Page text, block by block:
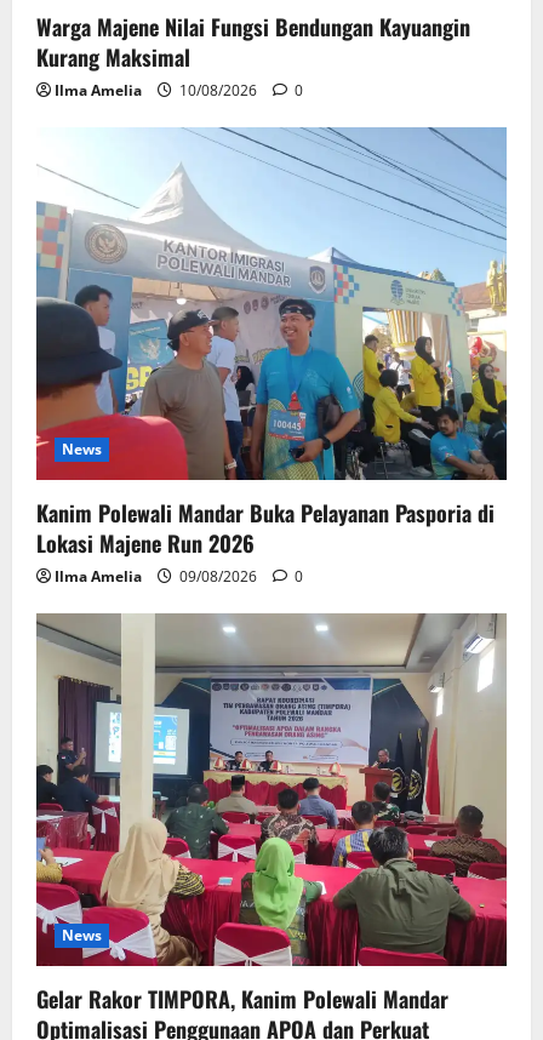
Warga Majene Nilai Fungsi Bendungan Kayuangin
Kurang Maksimal
Ilma Amelia 10/08/2026 0
News
Kanim Polewali Mandar Buka Pelayanan Pasporia di
Lokasi Majene Run 2026
Ilma Amelia 09/08/2026 0
News
Gelar Rakor TIMPORA, Kanim Polewali Mandar
Optimalisasi Penggunaan APOA dan Perkuat